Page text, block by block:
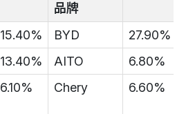
品牌
15.40% BYD
27.90%
13.40% AITO
6.80%
6.10% Chery 6.60%